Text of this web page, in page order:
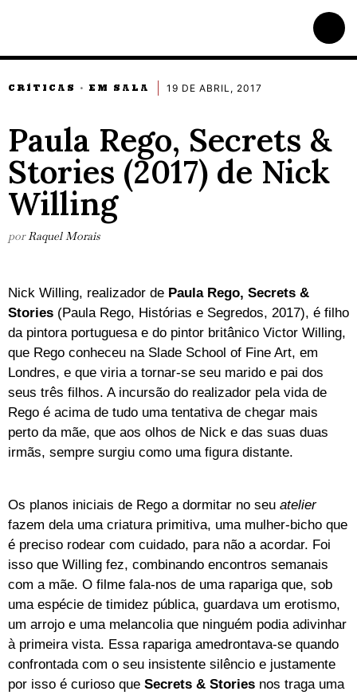
CRÍTICAS · EM SALA 19 DE ABRIL, 2017
Paula Rego, Secrets &
Stories (2017) de Nick
Willing
porRaquel Morais
Nick Willing, realizador de Paula Rego, Secrets &
Stories (Paula Rego, Histórias e Segredos, 2017), é filho
da pintora portuguesa e do pintor britânico Victor Willing,
que Rego conheceu na Slade School of Fine Art, em
Londres, e que viria a tornar-se seu marido e pai dos
seus três filhos. A incursão do realizador pela vida de
Rego é acima de tudo uma tentativa de chegar mais
perto da mãe, que aos olhos de Nick e das suas duas
irmãs, sempre surgiu como uma figura distante.
Os planos iniciais de Rego a dormitar no seu atelier
fazem dela uma criatura primitiva, uma mulher-bicho que
é preciso rodear com cuidado, para não a acordar. Foi
isso que Willing fez, combinando encontros semanais
com a mãe. O filme fala-nos de uma rapariga que, sob
uma espécie de timidez pública, guardava um erotismo,
um arrojo e uma melancolia que ninguém podia adivinhar
à primeira vista. Essa rapariga amedrontava-se quando
confrontada com o seu insistente silêncio e justamente
por isso é curioso que Secrets & Stories nos traga uma